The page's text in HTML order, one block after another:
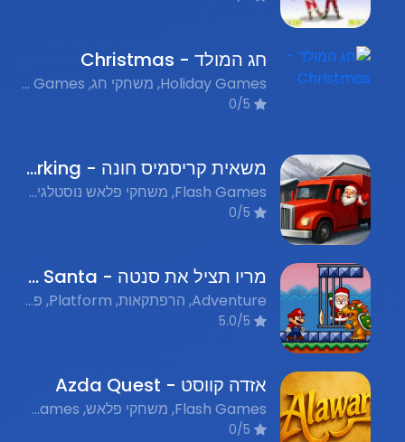
חג המולד - Christmas
Holiday Games, משחקי חג, Flash Games, משחקי פלאש נוסטלגים, Adventure, הרפתקאות
משאית קריסמיס חונה - Christmas Truck Parking
Flash Games, משחקי פלאש נוסטלגים, Parking, חניה, Christmas Games, משחקי קריסמיס
מריו תציל את סנטה - Mario Save Santa
Adventure, הרפתקאות, Platform, פלטפורמה, Nostalgic Flash Games, משחקי פלאש נוסטלגים, Christmas Games, משחקי חג המולד
אזדה קווסט - Azda Quest
Flash Games, משחקי פלאש, Classic Games, נוסטלגיה